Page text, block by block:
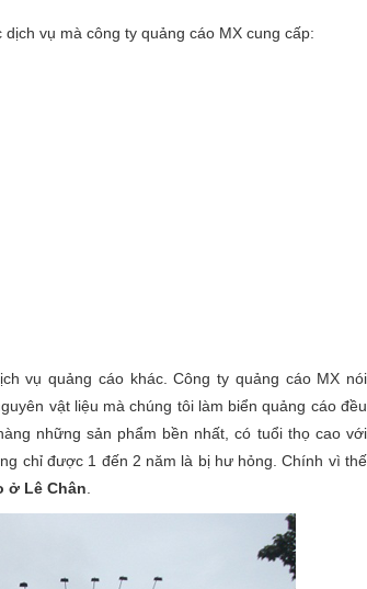
vụ mà công ty quảng cáo MX cung cấp:
vụ quảng cáo khác. Công ty quảng cáo MX nói
vật liệu mà chúng tôi làm biển quảng cáo đều
những sản phẩm bền nhất, có tuổi thọ cao với
chỉ được 1 đến 2 năm là bị hư hỏng. Chính vì thế
ở Lê Chân